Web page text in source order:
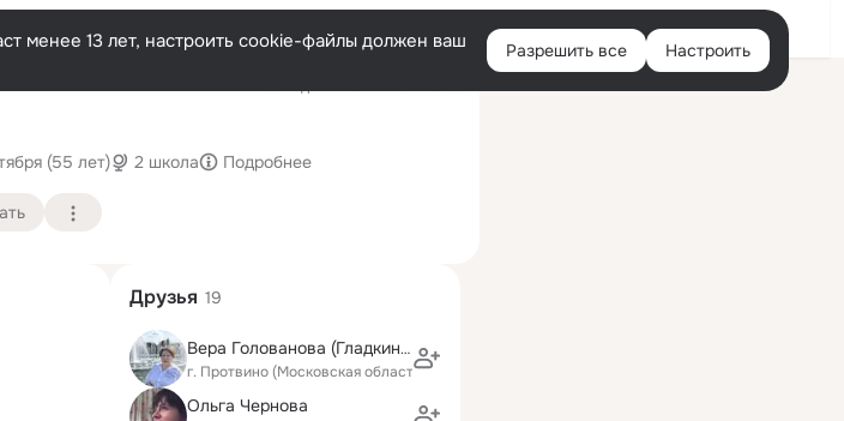
Войти
менее 13 лет, настроить cookie-файлы должен ваш
Разрешить все Настроить
(55 лет) 2 школа Подробнее
Друзья 19
Вера Голованова (Гладкина)
г. Протвино (Московская область)
Ольга Чернова